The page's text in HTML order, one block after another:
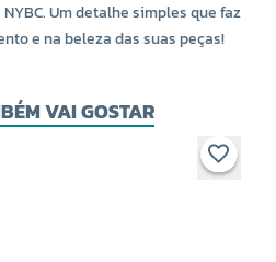
Um detalhe simples que faz
e na beleza das suas peças!
VAI GOSTAR